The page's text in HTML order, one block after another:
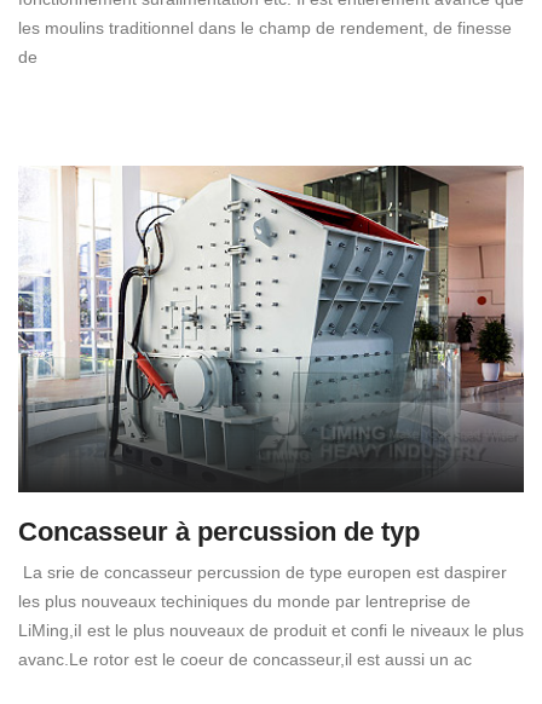
les moulins traditionnel dans le champ de rendement, de finesse
de
Concasseur à percussion de typ
La srie de concasseur percussion de type europen est daspirer
les plus nouveaux techiniques du monde par lentreprise de
LiMing,iI est le plus nouveaux de produit et confi le niveaux le plus
avanc.Le rotor est le coeur de concasseur,il est aussi un ac